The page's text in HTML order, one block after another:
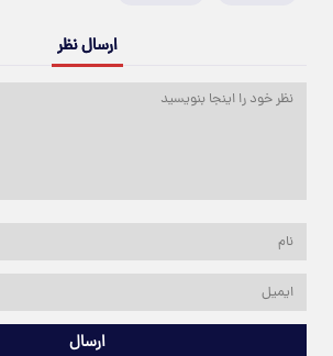
ارسال نظر
ارسال